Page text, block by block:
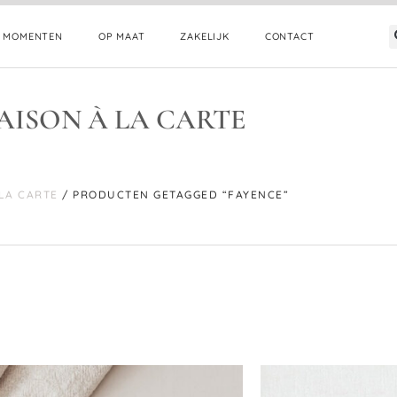
MOMENTEN OP MAAT ZAKELIJK CONTACT
À LA CARTE
CARTE / PRODUCTEN GETAGGED “FAYENCE”